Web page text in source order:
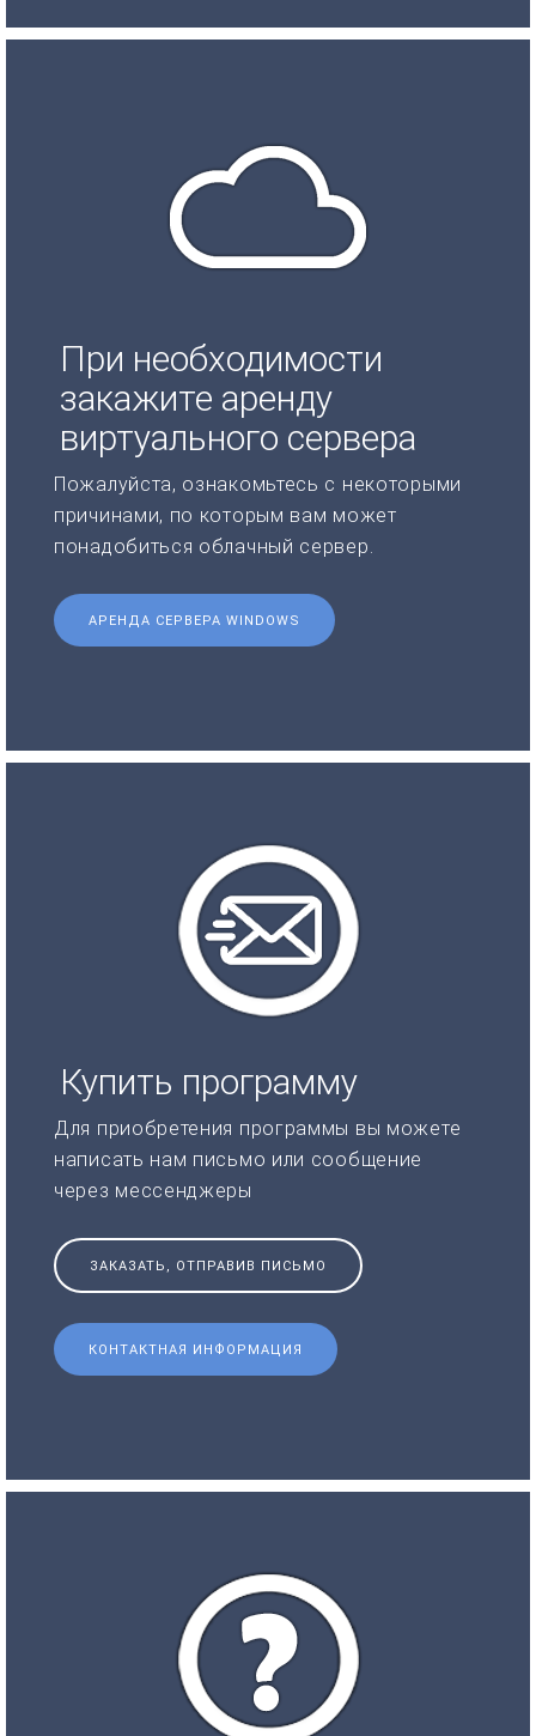
При необходимости
закажите аренду
виртуального сервера
Пожалуйста, ознакомьтесь с некоторыми
причинами, по которым вам может
понадобиться облачный сервер.
АРЕНДА СЕРВЕРА WINDOWS
Купить программу
Для приобретения программы вы можете
написать нам письмо или сообщение
через мессенджеры
ЗАКАЗАТЬ, ОТПРАВИВ ПИСЬМО
КОНТАКТНАЯ ИНФОРМАЦИЯ